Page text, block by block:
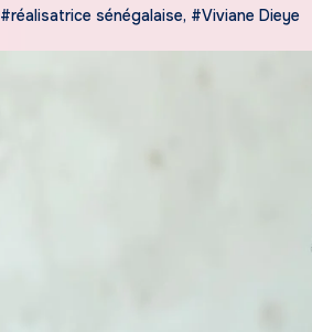
#réalisatrice sénégalaise, #Viviane Dieye